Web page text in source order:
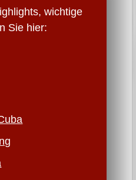
wichtige
Sie hier: